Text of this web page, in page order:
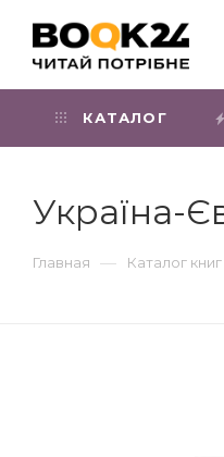
КАТАЛОГ
Україна-
Главная — Каталог книг